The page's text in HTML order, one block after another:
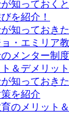
知っておく
を紹介！
知っておき
・エミリア
メンター制度
ト＆デメリッ
知っておき
を紹介
のメリット